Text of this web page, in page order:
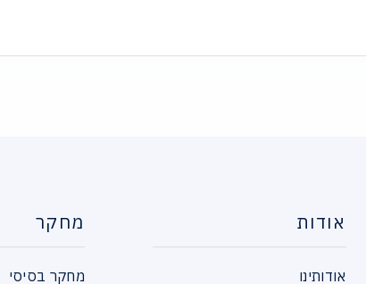
אודות
אודותינו
מחקר
מחקר בסיסי